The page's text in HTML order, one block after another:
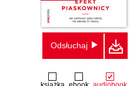
Odsłuchaj